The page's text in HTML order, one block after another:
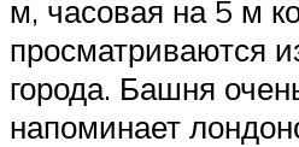
м, часовая на 5 м
просматриваются
города. Башня
напоминает